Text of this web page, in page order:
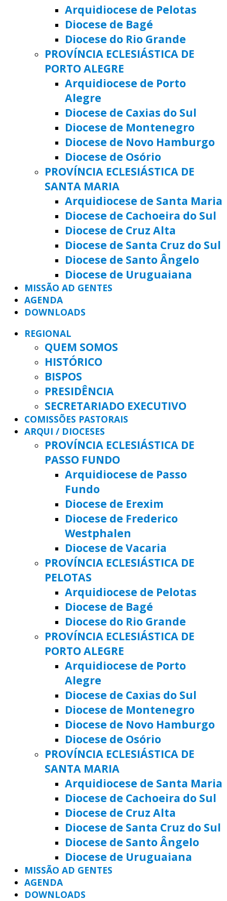
Arquidiocese de Pelotas
Diocese de Bagé
Diocese do Rio Grande
PROVÍNCIA ECLESIÁSTICA DE
PORTO ALEGRE
Arquidiocese de Porto
Alegre
Diocese de Caxias do Sul
Diocese de Montenegro
Diocese de Novo Hamburgo
Diocese de Osório
PROVÍNCIA ECLESIÁSTICA DE
SANTA MARIA
Arquidiocese de Santa Maria
Diocese de Cachoeira do Sul
Diocese de Cruz Alta
Diocese de Santa Cruz do Sul
Diocese de Santo Ângelo
Diocese de Uruguaiana
MISSÃO AD GENTES
AGENDA
DOWNLOADS
REGIONAL
QUEM SOMOS
HISTÓRICO
BISPOS
PRESIDÊNCIA
SECRETARIADO EXECUTIVO
COMISSÕES PASTORAIS
ARQUI / DIOCESES
PROVÍNCIA ECLESIÁSTICA DE
PASSO FUNDO
Arquidiocese de Passo
Fundo
Diocese de Erexim
Diocese de Frederico
Westphalen
Diocese de Vacaria
PROVÍNCIA ECLESIÁSTICA DE
PELOTAS
Arquidiocese de Pelotas
Diocese de Bagé
Diocese do Rio Grande
PROVÍNCIA ECLESIÁSTICA DE
PORTO ALEGRE
Arquidiocese de Porto
Alegre
Diocese de Caxias do Sul
Diocese de Montenegro
Diocese de Novo Hamburgo
Diocese de Osório
PROVÍNCIA ECLESIÁSTICA DE
SANTA MARIA
Arquidiocese de Santa Maria
Diocese de Cachoeira do Sul
Diocese de Cruz Alta
Diocese de Santa Cruz do Sul
Diocese de Santo Ângelo
Diocese de Uruguaiana
MISSÃO AD GENTES
AGENDA
DOWNLOADS